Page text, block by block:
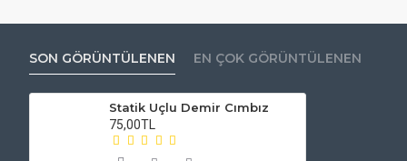
SON GÖRÜNTÜLENEN EN ÇOK GÖRÜNTÜLENEN
Statik Uçlu Demir Cımbız
75,00TL